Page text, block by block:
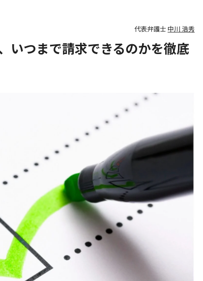
代表弁護士中川 浩秀
いつまで請求できるのかを徹底